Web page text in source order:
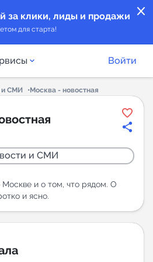
close
за клики, лиды и продажи
для старта!
каналов в Telegram
Войти
и СМИ
Москва - новостная
и СМИ
и о том, что рядом. О
и ясно.